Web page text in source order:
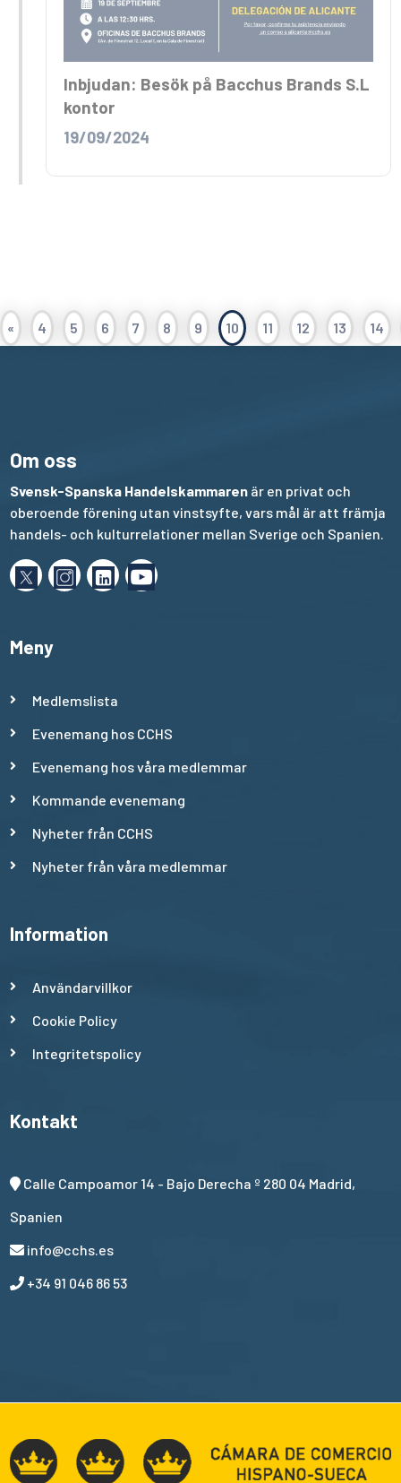
Inbjudan: Besök på Bacchus Brands S.L
kontor
19/09/2024
« 4 5 6 7 8 9 10 11 12 13 14
Om oss
Svensk-Spanska Handelskammaren är en privat och
oberoende förening utan vinstsyfte, vars mål är att främja
handels- och kulturrelationer mellan Sverige och Spanien.
Meny
Medlemslista
Evenemang hos CCHS
Evenemang hos våra medlemmar
Kommande evenemang
Nyheter från CCHS
Nyheter från våra medlemmar
Information
Användarvillkor
Cookie Policy
Integritetspolicy
Kontakt
Calle Campoamor 14 - Bajo Derecha º 280 04 Madrid,
Spanien
info@cchs.es
+34 91 046 86 53